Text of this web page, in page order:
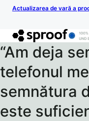
Actualizarea de vară a
“Am deja
telefonul
semnătura
este